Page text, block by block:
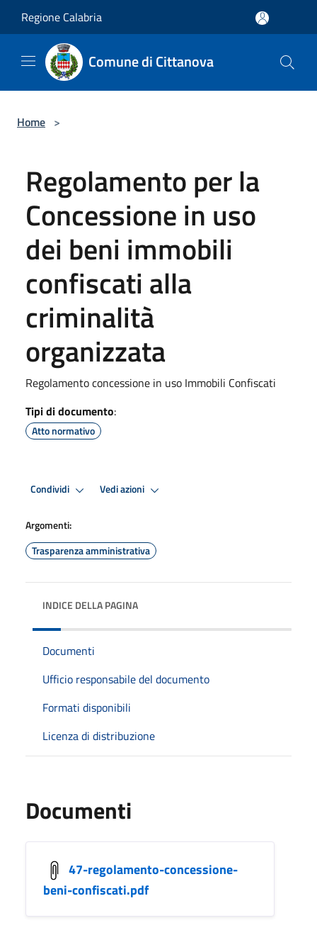
Regione Calabria
Comune di Cittanova
Home >
Regolamento per la
Concessione in uso
dei beni immobili
confiscati alla
criminalità
organizzata
Regolamento concessione in uso Immobili Confiscati
Tipi di documento:
Atto normativo
Condividi Vedi azioni
Argomenti:
Trasparenza amministrativa
INDICE DELLA PAGINA
Documenti
Ufficio responsabile del documento
Formati disponibili
Licenza di distribuzione
Documenti
47-regolamento-concessione-
beni-confiscati.pdf